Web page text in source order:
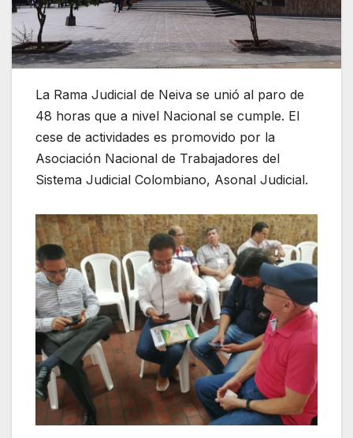
La Rama Judicial de Neiva se unió al paro de
48 horas que a nivel Nacional se cumple. El
cese de actividades es promovido por la
Asociación Nacional de Trabajadores del
Sistema Judicial Colombiano, Asonal Judicial.